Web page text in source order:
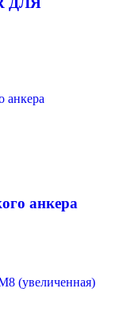
анкера